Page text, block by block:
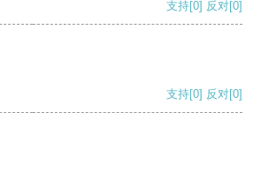
支持[0] 反对[0]
支持[0] 反对[0]